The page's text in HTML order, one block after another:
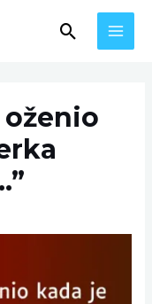
Search
oženio